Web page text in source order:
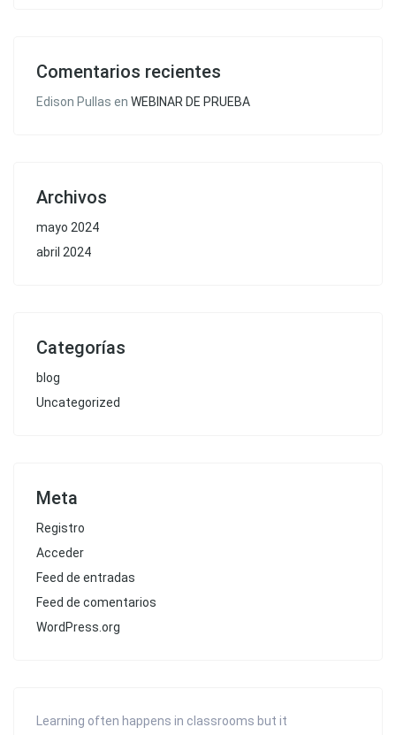
Comentarios recientes
Edison Pullas en WEBINAR DE PRUEBA
Archivos
mayo 2024
abril 2024
Categorías
blog
Uncategorized
Meta
Registro
Acceder
Feed de entradas
Feed de comentarios
WordPress.org
Learning often happens in classrooms but it